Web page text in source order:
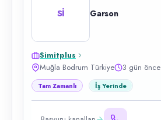
Sİ Garson
Simitplus
Muğla Bodrum Türkiye
3 gün önce
Tam Zamanlı İş Yerinde